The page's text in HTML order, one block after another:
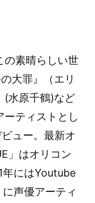
の素晴らしい世
大罪』（エリ
(水原千鶴)など
ティストとし
ュー。最新オ
」はオリコン
年にはYoutube
声優アーティ